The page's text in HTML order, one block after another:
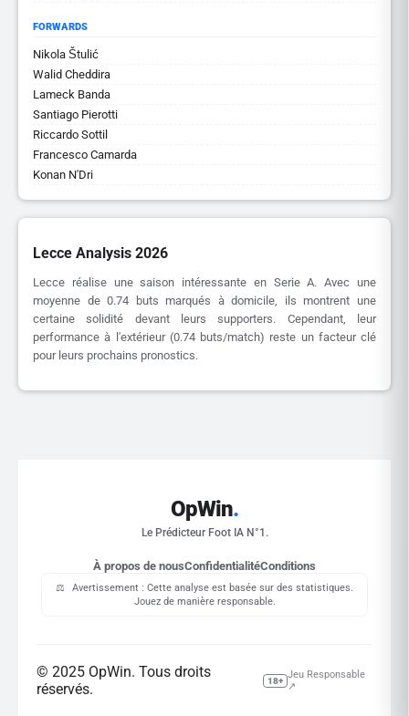
FORWARDS
Nikola Štulić
Walid Cheddira
Lameck Banda
Santiago Pierotti
Riccardo Sottil
Francesco Camarda
Konan N'Dri
Lecce Analysis 2026
Lecce réalise une saison intéressante en Serie A. Avec une
moyenne de 0.74 buts marqués à domicile, ils montrent une
certaine solidité devant leurs supporters. Cependant, leur
performance à l'extérieur (0.74 buts/match) reste un facteur clé
pour leurs prochains pronostics.
OpWin.
Le Prédicteur Foot IA N°1.
À propos de nousConfidentialitéConditions
⚖️
Avertissement : Cette analyse est basée sur des statistiques.
Jouez de manière responsable.
© 2025 OpWin. Tous droits
réservés.
18+ Jeu Responsable
↗